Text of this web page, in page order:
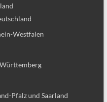
Westfalen
Pfalz und Saarland